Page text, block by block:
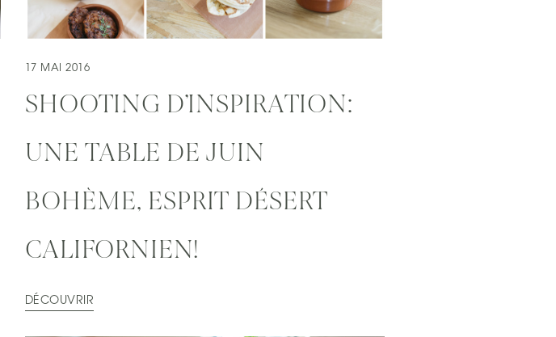
17 MAI 2016
SHOOTING D’INSPIRATION:
UNE TABLE DE JUIN
BOHÈME, ESPRIT DÉSERT
CALIFORNIEN!
DÉCOUVRIR